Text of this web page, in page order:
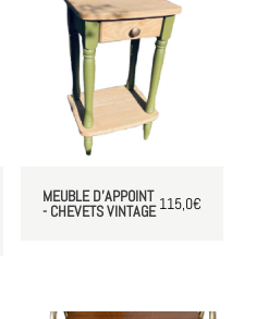
MEUBLE D’APPOINT
- CHEVETS VINTAGE 115,0€